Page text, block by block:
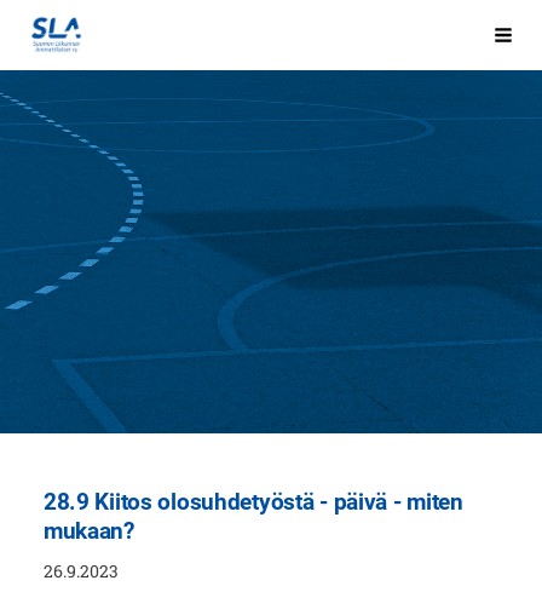
Siirry
sivun
sisältöön
Sivuston etusivulle
28.9 Kiitos olosuhdetyöstä - päivä - miten
mukaan?
26.9.2023